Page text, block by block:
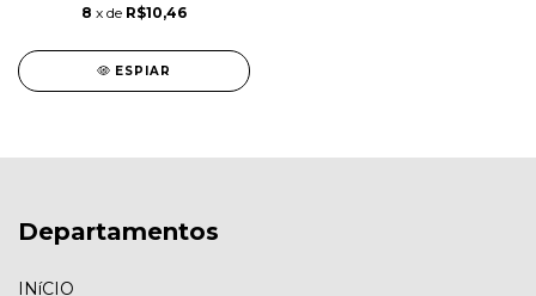
8 x de R$10,46
ESPIAR
Departamentos
INíCIO